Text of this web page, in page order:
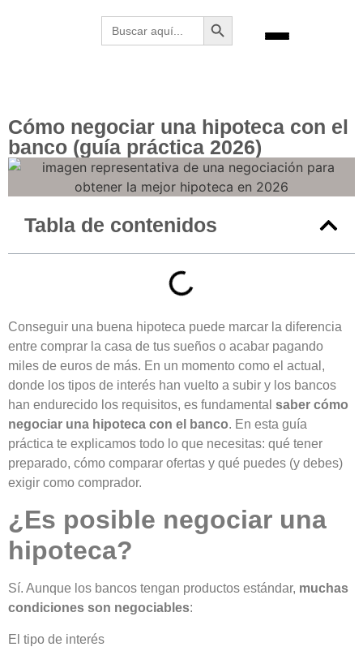
Buscar: Botón de búsqueda
Cómo negociar una hipoteca con el
banco (guía práctica 2026)
Tabla de contenidos
Conseguir una buena hipoteca puede marcar la diferencia
entre comprar la casa de tus sueños o acabar pagando
miles de euros de más. En un momento como el actual,
donde los tipos de interés han vuelto a subir y los bancos
han endurecido los requisitos, es fundamental saber cómo
negociar una hipoteca con el banco. En esta guía
práctica te explicamos todo lo que necesitas: qué tener
preparado, cómo comparar ofertas y qué puedes (y debes)
exigir como comprador.
¿Es posible negociar una
hipoteca?
Sí. Aunque los bancos tengan productos estándar, muchas
condiciones son negociables:
El tipo de interés